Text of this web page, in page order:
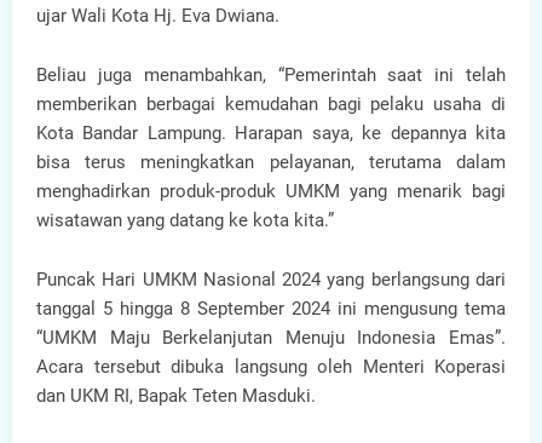
ujar Wali Kota Hj. Eva Dwiana.
Beliau juga menambahkan, “Pemerintah saat ini telah
memberikan berbagai kemudahan bagi pelaku usaha di
Kota Bandar Lampung. Harapan saya, ke depannya kita
bisa terus meningkatkan pelayanan, terutama dalam
menghadirkan produk-produk UMKM yang menarik bagi
wisatawan yang datang ke kota kita.”
Puncak Hari UMKM Nasional 2024 yang berlangsung dari
tanggal 5 hingga 8 September 2024 ini mengusung tema
“UMKM Maju Berkelanjutan Menuju Indonesia Emas”.
Acara tersebut dibuka langsung oleh Menteri Koperasi
dan UKM RI, Bapak Teten Masduki.